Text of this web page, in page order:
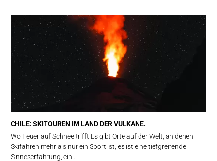
CHILE: SKITOUREN IM LAND DER VULKANE.
Wo Feuer auf Schnee trifft Es gibt Orte auf der Welt, an denen
Skifahren mehr als nur ein Sport ist, es ist eine tiefgreifende
Sinneserfahrung, ein ...